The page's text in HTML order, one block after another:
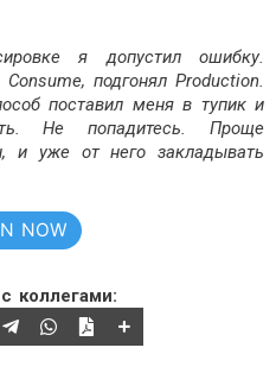
я допустил ошибку.
подгонял Production.
поставил меня в тупик и
Не попадитесь. Проще
и уже от него закладывать
NOW
коллегами: